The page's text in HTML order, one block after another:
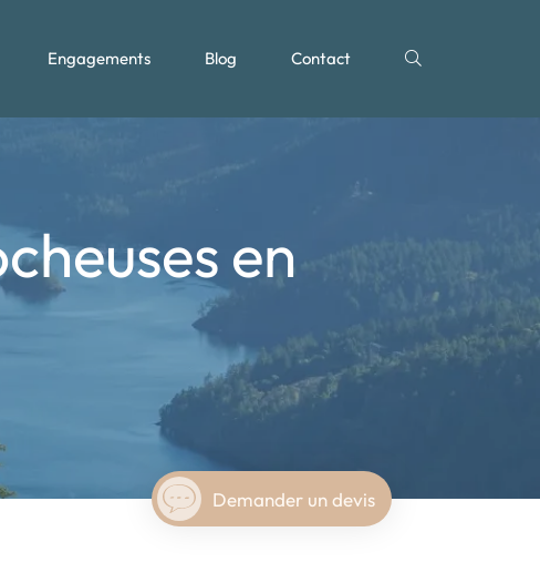
Engagements Blog Contact
en
Demander un devis